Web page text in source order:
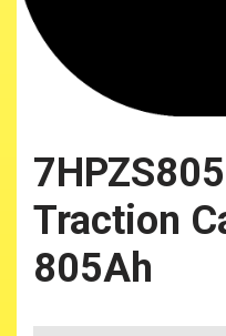
Traction
805Ah